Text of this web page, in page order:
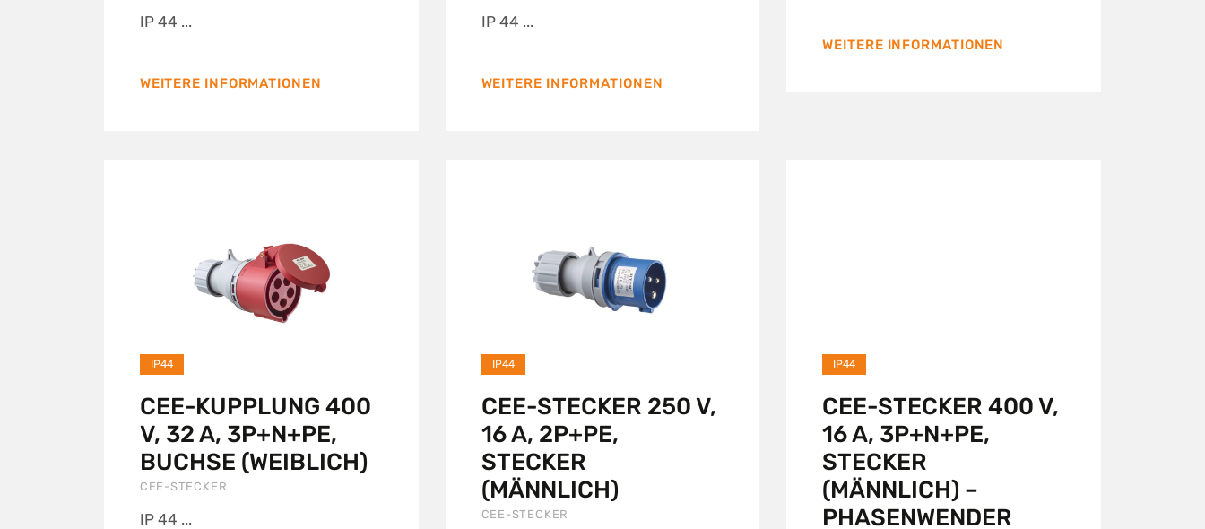
IP 44 ...
WEITERE INFORMATIONEN
IP 44 ...
WEITERE INFORMATIONEN
WEITERE INFORMATIONEN
IP44
CEE-KUPPLUNG 400
V, 32 A, 3P+N+PE,
BUCHSE (WEIBLICH)
CEE-STECKER
IP 44 ...
IP44
CEE-STECKER 250 V,
16 A, 2P+PE,
STECKER
(MÄNNLICH)
CEE-STECKER
IP44
CEE-STECKER 400 V,
16 A, 3P+N+PE,
STECKER
(MÄNNLICH) –
PHASENWENDER